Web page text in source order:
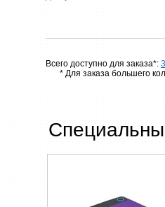
Всего доступно для заказа*:
* Для заказа большего